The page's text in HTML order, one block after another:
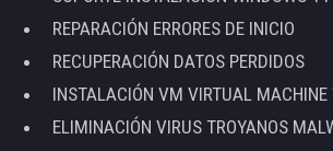
REPARACIÓN ERRORES DE INICIO
RECUPERACIÓN DATOS PERDIDOS
INSTALACIÓN VM VIRTUAL
ELIMINACIÓN VIRUS TROYANOS